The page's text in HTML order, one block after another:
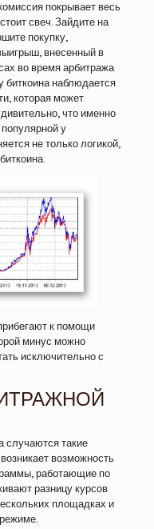
покрывает весь
свеч. Зайдите на
покупку,
внесенный в
во время арбитража
биткоина наблюдается
которая может
что именно
у
не только логикой,
к помощи
минус можно
исключительно с
случаются такие
возможность
работающие по
разницу курсов
площадках и